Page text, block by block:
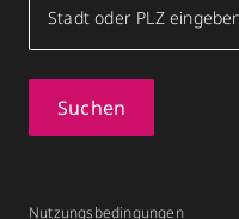
Suchen
Nutzungsbedingungen